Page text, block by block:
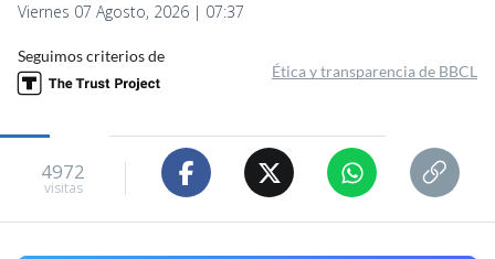
Viernes 07 Agosto, 2026 | 07:37
Seguimos criterios de
Ética y transparencia de BBCL
4972
visitas